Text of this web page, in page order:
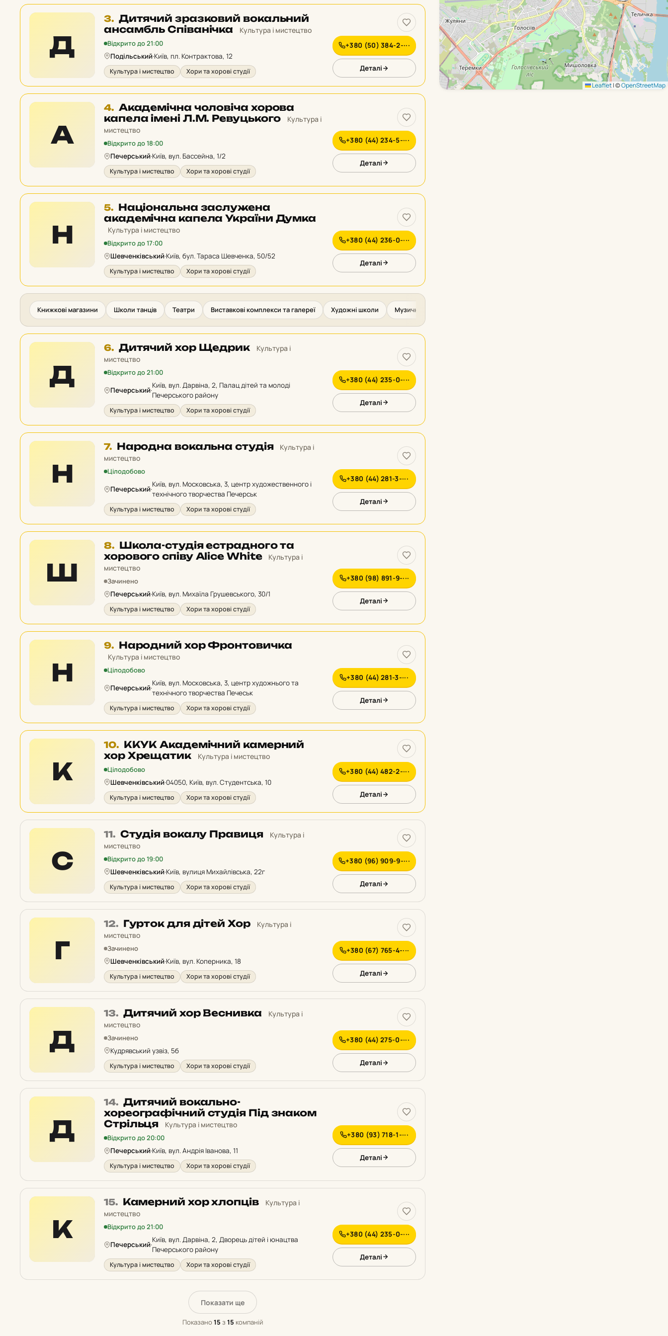
Д
3. Місце
3
у
рейтингу:
Дитячий зразковий вокальний
ансамбль Співанічка
Культура і мистецтво
Відкрито до 21:00
Подільський·Київ, пл. Контрактова, 12
Культура і мистецтво Хори та хорові студії
+380 (50) 384-2-···
Деталі
А
4. Місце
4
у
рейтингу:
Академічна чоловіча хорова
капела імені Л.М. Ревуцького
Культура і
мистецтво
Відкрито до 18:00
Печерський·Київ, вул. Бассейна, 1/2
Культура і мистецтво Хори та хорові студії
+380 (44) 234-5-···
Деталі
Н
5. Місце
5
у
рейтингу:
Національна заслужена
академічна капела України Думка
Культура і мистецтво
Відкрито до 17:00
Шевченківський·Київ, бул. Тараса Шевченка, 50/52
Культура і мистецтво Хори та хорові студії
+380 (44) 236-0-···
Деталі
Книжкові магазини Школи танців Театри Виставкові комплекси та галереї Художні школи Музичні та танцювальні колективи
Д
6. Місце
6
у
рейтингу:
Дитячий хор Щедрик
Культура і
мистецтво
Відкрито до 21:00
Печерський·
Київ, вул. Дарвіна, 2, Палац дітей та молоді
Печерського району
Культура і мистецтво Хори та хорові студії
+380 (44) 235-0-···
Деталі
Н
7. Місце
7
у
рейтингу:
Народна вокальна студія
Культура і
мистецтво
Цілодобово
Печерський·
Київ, вул. Московська, 3, центр художественного і
технічного творчества Печерськ
Культура і мистецтво Хори та хорові студії
+380 (44) 281-3-···
Деталі
Ш
8. Місце
8
у
рейтингу:
Школа-студія естрадного та
хорового співу Alice White
Культура і
мистецтво
Зачинено
Печерський·Київ, вул. Михаїла Грушевського, 30/1
Культура і мистецтво Хори та хорові студії
+380 (98) 891-9-···
Деталі
Н
9. Місце
9
у
рейтингу:
Народний хор Фронтовичка
Культура і мистецтво
Цілодобово
Печерський·
Київ, вул. Московська, 3, центр художнього та
технічного творчества Печеськ
Культура і мистецтво Хори та хорові студії
+380 (44) 281-3-···
Деталі
К
10. Місце
10
у
рейтингу:
ККУК Академічний камерний
хор Хрещатик
Культура і мистецтво
Цілодобово
Шевченківський·04050, Київ, вул. Студентська, 10
Культура і мистецтво Хори та хорові студії
+380 (44) 482-2-···
Деталі
С
11. Місце
11
у
рейтингу:
Студія вокалу Правиця
Культура і
мистецтво
Відкрито до 19:00
Шевченківський·Київ, вулиця Михайлівська, 22г
Культура і мистецтво Хори та хорові студії
+380 (96) 909-9-···
Деталі
Г
12. Місце
12
у
Гурток для дітей Хор
Культура і
мистецтво
Зачинено
Шевченківський·Київ, вул. Коперника, 18
Культура і мистецтво Хори та хорові студії
+380 (67) 765-4-···
Деталі
Д
13. Місце
13
у
Дитячий хор Веснивка
Культура і
мистецтво
Зачинено
Кудрявський узвіз, 5б
Культура і мистецтво Хори та хорові студії
+380 (44) 275-0-···
Деталі
Д
14. Місце
14
у
рейтингу:
Дитячий вокально-
хореографічний студія Під знаком
Стрільця
Культура і мистецтво
Відкрито до 20:00
Печерський·Київ, вул. Андрія Іванова, 11
Культура і мистецтво Хори та хорові студії
+380 (93) 718-1-···
Деталі
К
15. Місце
15
у
рейтингу:
Камерний хор хлопців
Культура і
мистецтво
Відкрито до 21:00
Печерський·
Київ, вул. Дарвіна, 2, Дворець дітей і юнацтва
Печерського району
Культура і мистецтво Хори та хорові студії
+380 (44) 235-0-···
Деталі
Показати ще
Показано 15 з 15 компаній
Leaflet|©OpenStreetMap